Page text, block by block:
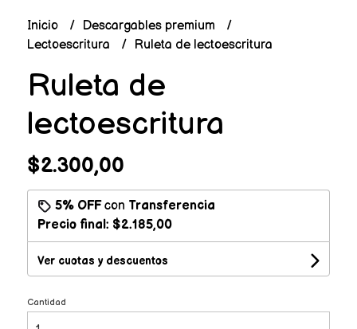
Inicio
Descargables premium
Lectoescritura
Ruleta de lectoescritura
Ruleta de
lectoescritura
$2.300,00
5% OFFcon Transferencia
Precio final: $2.185,00
Ver cuotas y descuentos
Cantidad